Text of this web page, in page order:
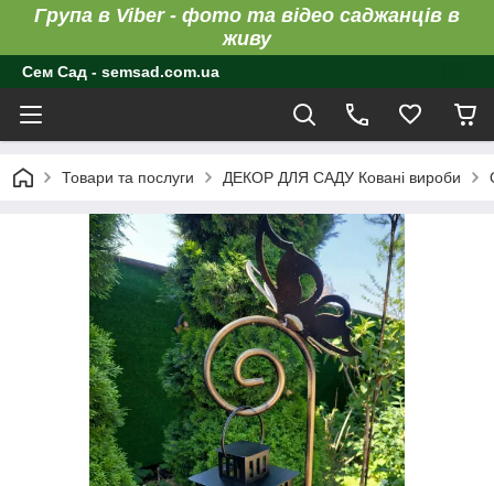
Група в Viber - фото та відео саджанців в
живу
Сем Сад - semsad.com.ua
Товари та послуги ДЕКОР ДЛЯ САДУ Ковані вироби